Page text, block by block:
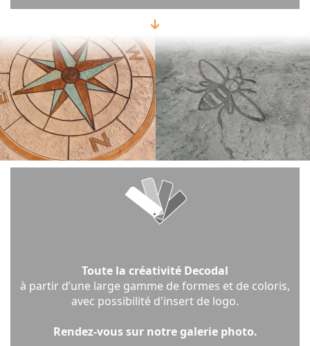
Toute la créativité Decodal
à partir d’une large gamme de formes et de coloris,
avec possibilité d'insert de logo.
Rendez-vous sur notre galerie photo.